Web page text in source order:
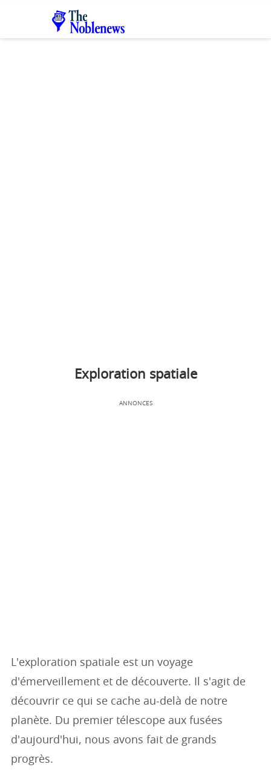
Exploration spatiale
ANNONCES
L'exploration spatiale est un voyage
d'émerveillement et de découverte. Il s'agit de
découvrir ce qui se cache au-delà de notre
planète. Du premier télescope aux fusées
d'aujourd'hui, nous avons fait de grands
progrès.